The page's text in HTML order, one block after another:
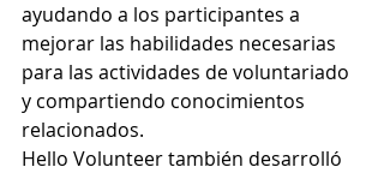
ayudando a los participantes a
mejorar las habilidades necesarias
para las actividades de voluntariado
y compartiendo conocimientos
relacionados.
Hello Volunteer también desarrolló